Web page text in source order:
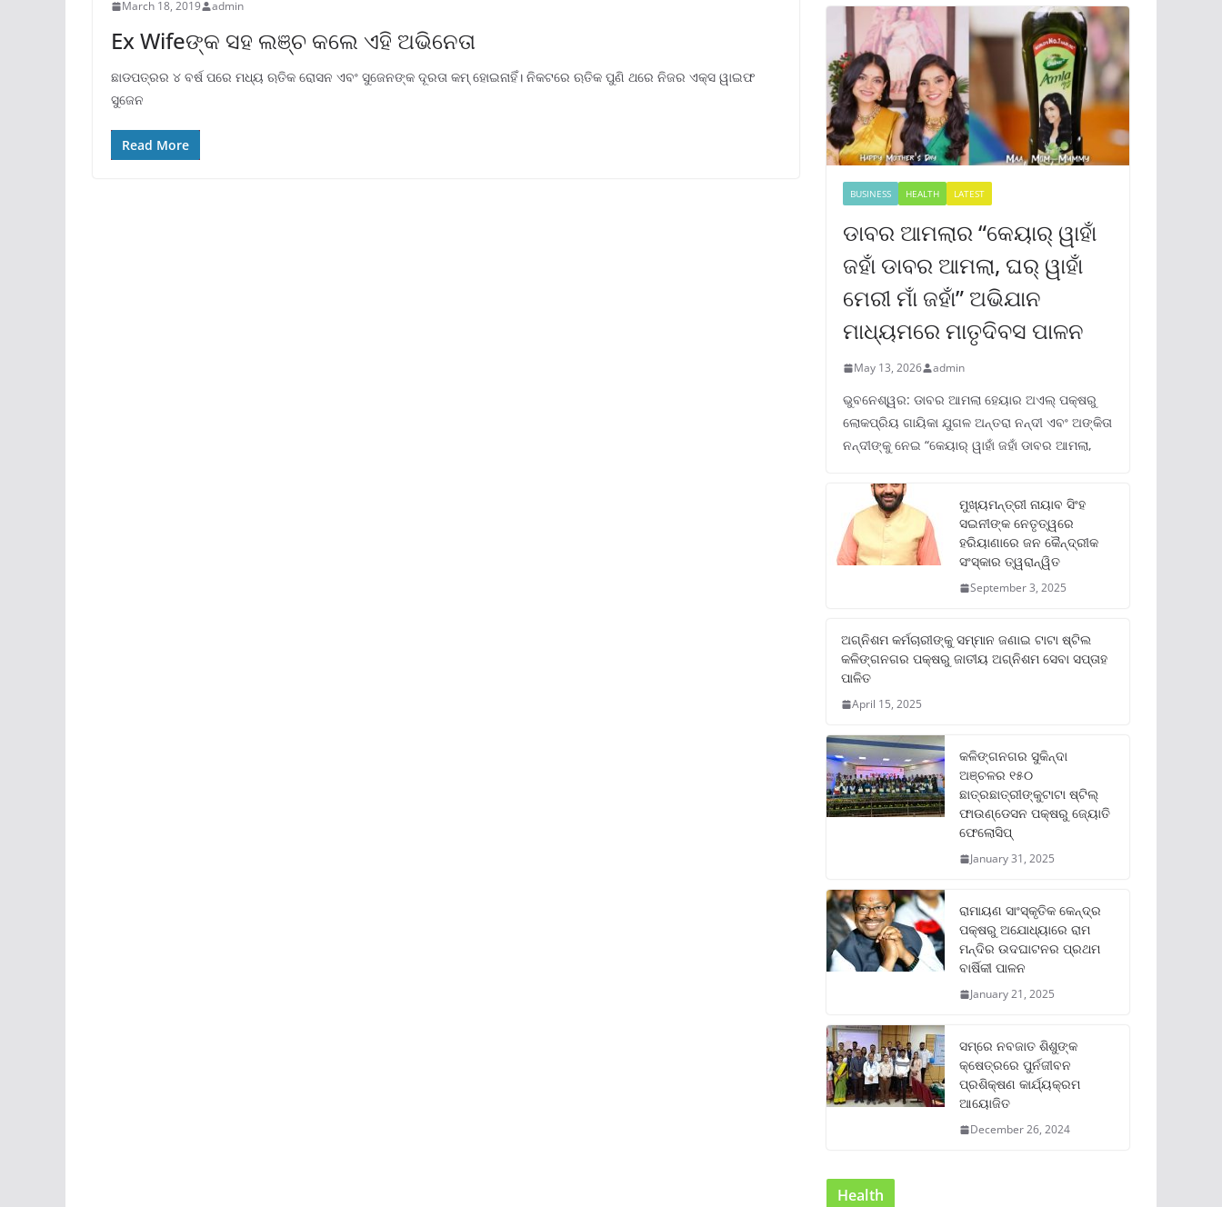
March 18, 2019 admin
Ex Wifeଙ୍କ ସହ ଲଞ୍ଚ କଲେ ଏହି ଅଭିନେତା
ଛାଡପତ୍ରର ୪ ବର୍ଷ ପରେ ମଧ୍ୟ ଋତିକ ରୋସନ ଏବଂ ସୁଜେନଙ୍କ ଦୂରତା କମ୍ ହୋଇନାହିଁ। ନିକଟରେ ଋତିକ ପୁଣି ଥରେ ନିଜର ଏକ୍ସ ୱାଇଫ
ସୁଜେନ
Read More
BUSINESS HEALTH LATEST
ଡାବର ଆମଲାର “କେୟାର୍ ୱାହାଁ
ଜହାଁ ଡାବର ଆମଲା, ଘର୍ ୱାହାଁ
ମେରୀ ମାଁ ଜହାଁ” ଅଭିଯାନ
ମାଧ୍ୟମରେ ମାତୃଦିବସ ପାଳନ
May 13, 2026 admin
ଭୁବନେଶ୍ୱର: ଡାବର ଆମଲା ହେୟାର ଅଏଲ୍ ପକ୍ଷରୁ
ଲୋକପ୍ରିୟ ଗାୟିକା ଯୁଗଳ ଅନ୍ତରା ନନ୍ଦୀ ଏବଂ ଅଙ୍କିତା
ନନ୍ଦୀଙ୍କୁ ନେଇ “କେୟାର୍ ୱାହାଁ ଜହାଁ ଡାବର ଆମଲା,
ମୁଖ୍ୟମନ୍ତ୍ରୀ ନାୟାବ ସିଂହ
ସଇନୀଙ୍କ ନେତୃତ୍ୱରେ
ହରିୟାଣାରେ ଜନ କୈନ୍ଦ୍ରୀକ
ସଂସ୍କାର ତ୍ୱରାନ୍ୱିତ
September 3, 2025
ଅଗ୍ନିଶମ କର୍ମଚାରୀଙ୍କୁ ସମ୍ମାନ ଜଣାଇ ଟାଟା ଷ୍ଟିଲ
କଳିଙ୍ଗନଗର ପକ୍ଷରୁ ଜାତୀୟ ଅଗ୍ନିଶମ ସେବା ସପ୍ତାହ
ପାଳିତ
April 15, 2025
କଳିଙ୍ଗନଗର ସୁକିନ୍ଦା
ଅଞ୍ଚଳର ୧୫୦
ଛାତ୍ରଛାତ୍ରୀଙ୍କୁଟାଟା ଷ୍ଟିଲ୍
ଫାଉଣ୍ଡେସନ ପକ୍ଷରୁ ଜ୍ୟୋତି
ଫେଲୋସିପ୍‌
January 31, 2025
ରାମାୟଣ ସାଂସ୍କୃତିକ କେନ୍ଦ୍ର
ପକ୍ଷରୁ ଅଯୋଧ୍ୟାରେ ରାମ
ମନ୍ଦିର ଉଦଘାଟନର ପ୍ରଥମ
ବାର୍ଷିକୀ ପାଳନ
January 21, 2025
ସମ୍‌ରେ ନବଜାତ ଶିଶୁଙ୍କ
କ୍ଷେତ୍ରରେ ପୁର୍ନଜୀବନ
ପ୍ରଶିକ୍ଷଣ କାର୍ଯ୍ୟକ୍ରମ
ଆୟୋଜିତ
December 26, 2024
Health